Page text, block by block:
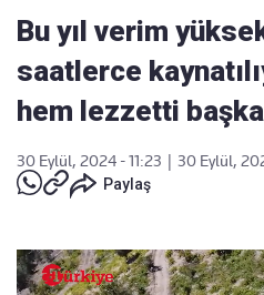
Bu yıl verim
saatlerce
hem lezzetti başka
30 Eylül, 2024 - 11:23
30 Eylül,
Paylaş